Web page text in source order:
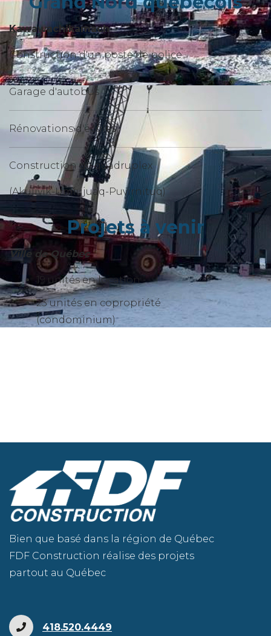
Kawawachikamach
Construction d'un poste de police
Garage d'autobus
Rénovations d'écoles
Construction de quadruplex
(Akulivik-Umiujuaq-Puvirnituq)
Projets à venir
Ville de Québec
19 unités en location
23 unités en copropriété
(condominium)
Bien que basé dans la région de Québec
FDF Construction réalise des projets
partout au Québec
418.520.4449